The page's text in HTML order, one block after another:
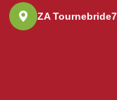
ZA Tournebride